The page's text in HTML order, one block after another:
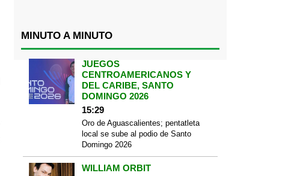
MINUTO A MINUTO
JUEGOS
CENTROAMERICANOS Y
DEL CARIBE, SANTO
DOMINGO 2026
15:29
Oro de Aguascalientes; pentatleta
local se sube al podio de Santo
Domingo 2026
WILLIAM ORBIT